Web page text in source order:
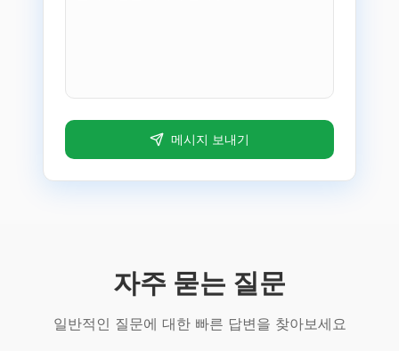
메시지 보내기
자주 묻는 질문
일반적인 질문에 대한 빠른 답변을 찾아보세요